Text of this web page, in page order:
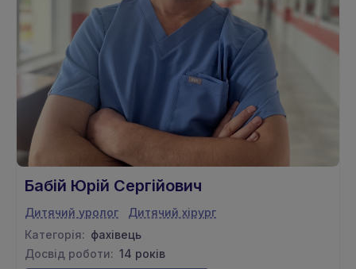
Бабій Юрій Сергійович
Дитячий уролог
Дитячий хiрург
Категорія: фахівець
Досвід роботи: 14 років